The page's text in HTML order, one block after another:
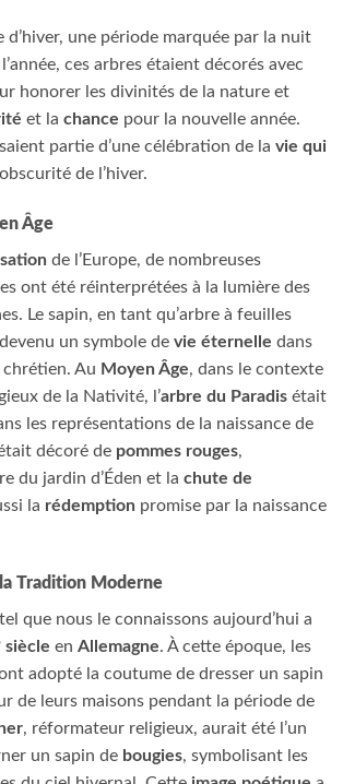
d’hiver, une période marquée par la nuit
ces arbres étaient décorés avec
honorer les divinités de la nature et
et la chance pour la nouvelle année.
partie d’une célébration de la vie qui
de l’hiver.
Âge
de l’Europe, de nombreuses
ont été réinterprétées à la lumière des
Le sapin, en tant qu’arbre à feuilles
un symbole de vie éternelle dans
chrétien. Au Moyen Âge, dans le contexte
de la Nativité, l’arbre du Paradis était
les représentations de la naissance de
décoré de pommes rouges,
du jardin d’Éden et la chute de
la rédemption promise par la naissance
Tradition Moderne
que nous le connaissons aujourd’hui a
siècle en Allemagne. À cette époque, les
adopté la coutume de dresser un sapin
de leurs maisons pendant la période de
, réformateur religieux, aurait été l’un
un sapin de bougies, symbolisant les